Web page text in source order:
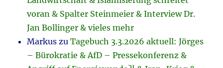
voran & Spalter Steinmeier & Interview Dr.
Jan Bollinger & vieles mehr
Markus zuTagebuch 3.3.2026 aktuell: Jörges
– Bürokratie & AfD – Pressekonferenz &